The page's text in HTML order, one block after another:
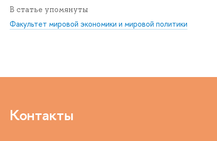
В статье упомянуты
Факультет мировой экономики и мировой политики
Контакты